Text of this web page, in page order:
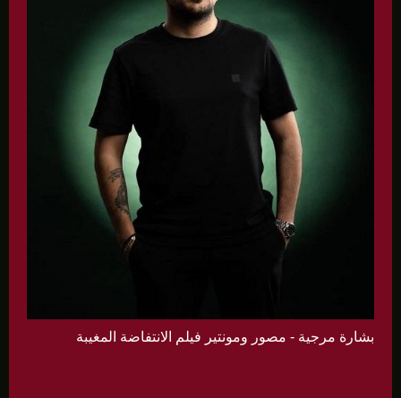
بشارة مرجية - مصور ومونتير فيلم الانتفاضة المغيبة